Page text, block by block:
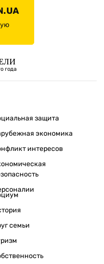
года
защита
экономика
интересов
семьи